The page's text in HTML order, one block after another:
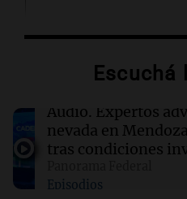
16:53 Mundo
de los
16:52 Espectáculos
Zulma Lobato fue
Escuchá
Audio. Expertos
nevada en
tras condiciones
Episodios